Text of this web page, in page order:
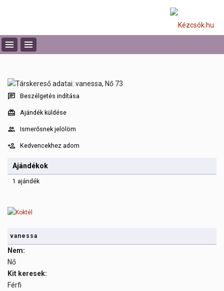
Beszélgetés indítása
Ajándék küldése
Ismerősnek jelölöm
Kedvencekhez adom
Ajándékok
1 ajándék
vanessa
Nem:
Nő
Kit keresek:
Férfi